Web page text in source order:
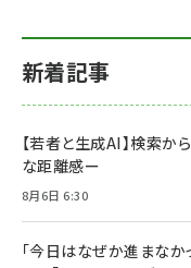
新着記事
【若者と生成AI】検索
な距離感ー
8月6日 6:30
「今日はなぜか進まなか